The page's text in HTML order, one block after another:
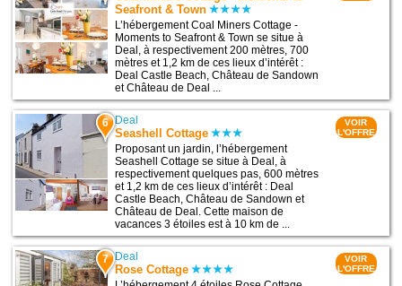
Seafront & Town
L’hébergement Coal Miners Cottage -
Moments to Seafront & Town se situe à
Deal, à respectivement 200 mètres, 700
mètres et 1,2 km de ces lieux d’intérêt :
Deal Castle Beach, Château de Sandown
et Château de Deal ...
6 Deal
Seashell Cottage
Proposant un jardin, l’hébergement
Seashell Cottage se situe à Deal, à
respectivement quelques pas, 600 mètres
et 1,2 km de ces lieux d’intérêt : Deal
Castle Beach, Château de Sandown et
Château de Deal. Cette maison de
vacances 3 étoiles est à 10 km de ...
VOIR
L'OFFRE
7 Deal
Rose Cottage
VOIR
L'OFFRE